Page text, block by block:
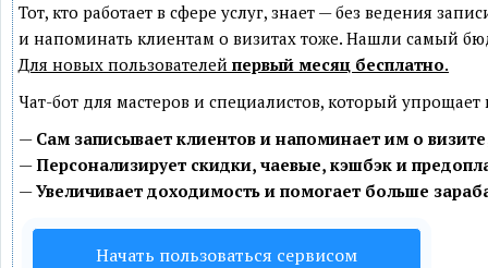
Тот, кто работает в сфере услуг, знает — без ведения
и напоминать клиентам о визитах тоже. Нашли самый
Для новых пользователей первый месяц бесплатно.
Чат-бот для мастеров и специалистов, который
— Сам записывает клиентов и напоминает им о
—Персонализирует скидки, чаевые, кэшбэк и
—Увеличивает доходимость и помогает больше
Начать пользоваться сервисом